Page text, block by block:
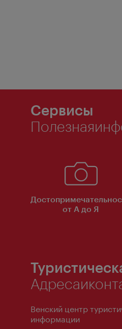
Сервисы
от А до Я
Венский центр
информации